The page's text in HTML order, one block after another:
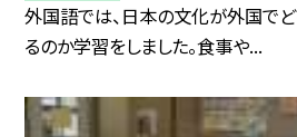
外国語では、日本の文化が外国で
るのか学習をしました。食事や...